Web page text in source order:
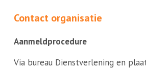
Contact organisatie
Aanmeldprocedure
Via bureau Dienstverlening en